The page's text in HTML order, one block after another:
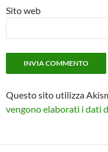
Sito web
Questo sito utilizza
vengono elaborati i dati